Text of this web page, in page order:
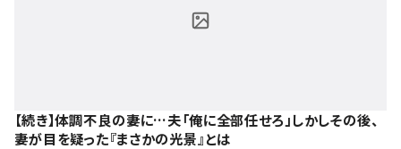
【続き】体調不良の妻に…夫「俺に全部任せろ」しかしその後、
妻が目を疑った『まさかの光景』とは